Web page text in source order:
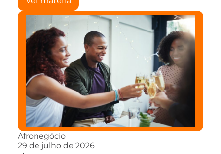
Afronegócio
29 de julho de 2026